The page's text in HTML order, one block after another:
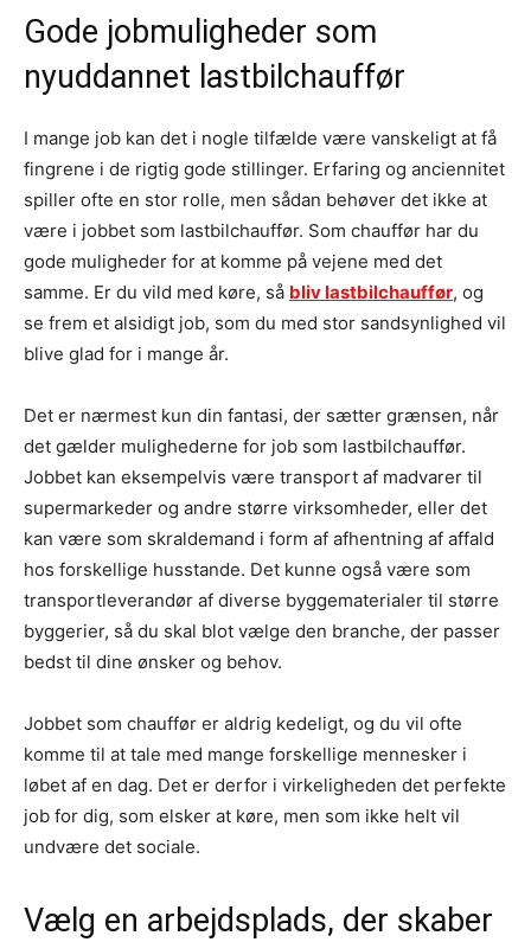
Gode jobmuligheder som
nyuddannet lastbilchauffør
I mange job kan det i nogle tilfælde være vanskeligt at få
fingrene i de rigtig gode stillinger. Erfaring og anciennitet
spiller ofte en stor rolle, men sådan behøver det ikke at
være i jobbet som lastbilchauffør. Som chauffør har du
gode muligheder for at komme på vejene med det
samme. Er du vild med køre, så bliv lastbilchauffør, og
se frem et alsidigt job, som du med stor sandsynlighed vil
blive glad for i mange år.
Det er nærmest kun din fantasi, der sætter grænsen, når
det gælder mulighederne for job som lastbilchauffør.
Jobbet kan eksempelvis være transport af madvarer til
supermarkeder og andre større virksomheder, eller det
kan være som skraldemand i form af afhentning af affald
hos forskellige husstande. Det kunne også være som
transportleverandør af diverse byggematerialer til større
byggerier, så du skal blot vælge den branche, der passer
bedst til dine ønsker og behov.
Jobbet som chauffør er aldrig kedeligt, og du vil ofte
komme til at tale med mange forskellige mennesker i
løbet af en dag. Det er derfor i virkeligheden det perfekte
job for dig, som elsker at køre, men som ikke helt vil
undvære det sociale.
Vælg en arbejdsplads, der skaber